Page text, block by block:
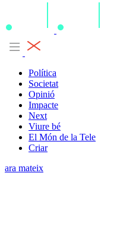
Política
Societat
Opinió
Impacte
Next
Viure bé
El Món de la Tele
Criar
ara mateix